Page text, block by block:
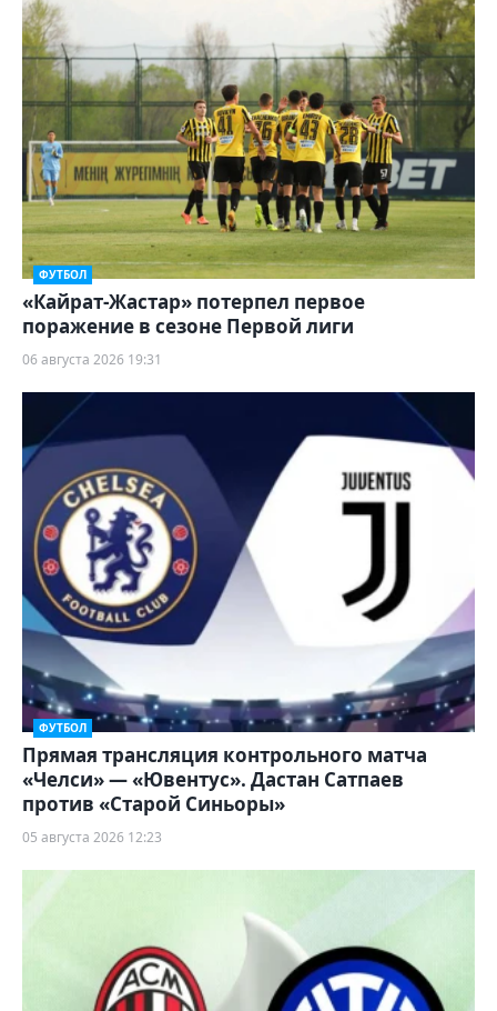
ФУТБОЛ
«Кайрат-Жастар» потерпел первое
поражение в сезоне Первой лиги
06 августа 2026 19:31
ФУТБОЛ
Прямая трансляция контрольного матча
«Челси» — «Ювентус». Дастан Сатпаев
против «Старой Синьоры»
05 августа 2026 12:23